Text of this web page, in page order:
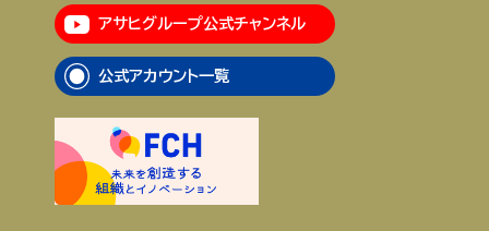
アサヒグループ公式チャンネル
公式アカウント一覧